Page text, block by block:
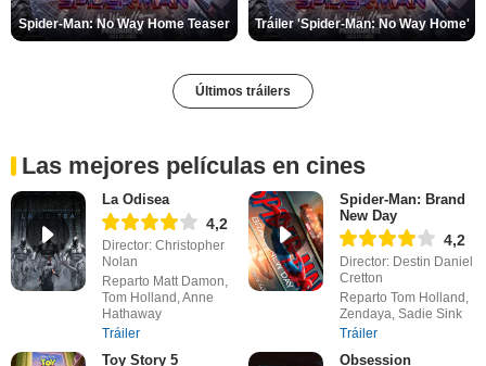
Spider-Man: No Way Home Teaser Tráiler 'Spider-Man: No Way Home'
Últimos tráilers
Las mejores películas en cines
La Odisea
4,2
Director: Christopher
Nolan
Reparto Matt Damon,
Tom Holland, Anne
Hathaway
Tráiler
Spider-Man: Brand
New Day
4,2
Director: Destin Daniel
Cretton
Reparto Tom Holland,
Zendaya, Sadie Sink
Tráiler
Toy Story 5 Obsession